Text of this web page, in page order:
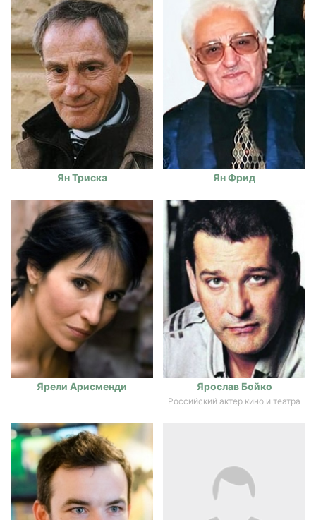
Ян Триска Ян Фрид
Ярели Арисменди Ярослав Бойко
Российский актер кино и театра